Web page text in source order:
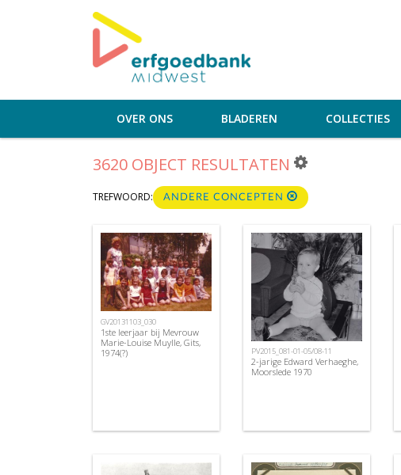
OVER ONS BLADEREN COLLECTIES
3620 OBJECT RESULTATEN
TREFWOORD: ANDERE CONCEPTEN
GV20131103_030
1ste leerjaar bij Mevrouw
Marie-Louise Muylle, Gits,
1974(?)
PV2015_081-01-05/08-11
2-jarige Edward Verhaeghe,
Moorslede 1970